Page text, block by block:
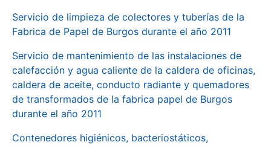
Servicio de limpieza de colectores y tuberías de la
Fabrica de Papel de Burgos durante el año 2011
Servicio de mantenimiento de las instalaciones de
calefacción y agua caliente de la caldera de oficinas,
caldera de aceite, conducto radiante y quemadores
de transformados de la fabrica papel de Burgos
durante el año 2011
Contenedores higiénicos, bacteriostáticos,